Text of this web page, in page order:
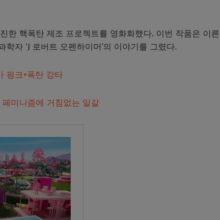
한 핵폭탄 제조 프로젝트를 영화화했다. 이번 작품은 이
자 ‘J 로버트 오펜하이머’의 이야기를 그렸다.
핑크+폭탄 강타
미니즘에 거침없는 일갈